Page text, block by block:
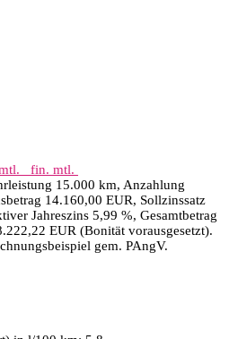
fin. mtl.
15.000 km, Anzahlung
14.160,00 EUR, Sollzinssatz
Jahreszins 5,99 %, Gesamtbetrag
EUR (Bonität vorausgesetzt).
gem. PAngV.